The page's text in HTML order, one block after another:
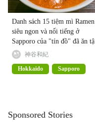
Danh sách 15 tiệm mì Ramen
siêu ngon và nổi tiếng ở
Sapporo của "tín đồ" đã ăn tận
5000 bát神谷和紀
Hokkaido Sapporo
Sponsored Stories